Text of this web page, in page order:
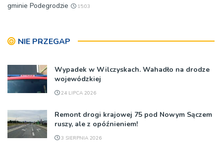
gminie Podegrodzie
15:03
NIE PRZEGAP
Wypadek w Wilczyskach. Wahadło na drodze
wojewódzkiej
24 LIPCA 2026
Remont drogi krajowej 75 pod Nowym Sączem
ruszy, ale z opóźnieniem!
3 SIERPNIA 2026